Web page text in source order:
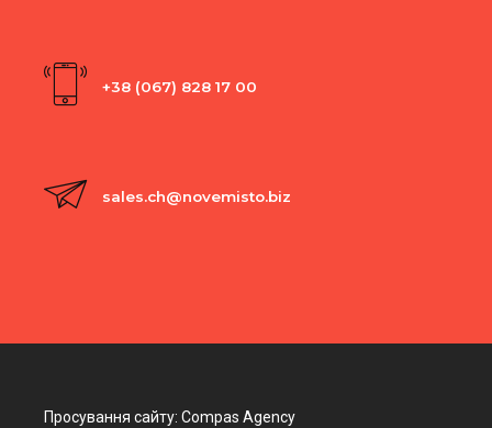
+38 (067) 828 17 00
sales.ch@novemisto.biz
Просування сайту: Compas Agency